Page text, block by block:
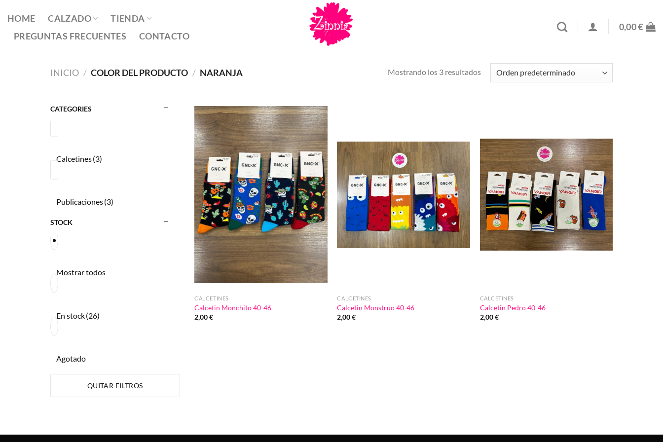
HOME CALZADO
TIENDA
PREGUNTAS FRECUENTES
CONTACTO
0,00€
INICIO / COLOR DEL PRODUCTO / NARANJA Mostrando los 3 resultados
CATEGORIES
Calcetines(3)
Publicaciones(3)
STOCK
Mostrar todos
En stock(26)
Agotado
QUITAR FILTROS
Añadir
a la
lista de
deseos
CALCETINES
Calcetin Monchito 40-46
2,00€
lista de
CALCETINES
Calcetin Monstruo 40-46
2,00€
lista de
deseos
CALCETINES
Calcetin Pedro 40-46
2,00€